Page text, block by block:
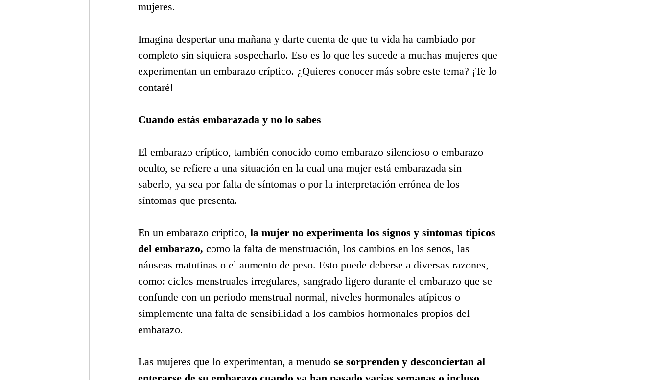
mujeres.
Imagina despertar una mañana y darte cuenta de que tu vida ha cambiado por
completo sin siquiera sospecharlo. Eso es lo que les sucede a muchas mujeres que
experimentan un embarazo críptico. ¿Quieres conocer más sobre este tema? ¡Te lo
contaré!
Cuando estás embarazada y no lo sabes
El embarazo críptico, también conocido como embarazo silencioso o embarazo
oculto, se refiere a una situación en la cual una mujer está embarazada sin
saberlo, ya sea por falta de síntomas o por la interpretación errónea de los
síntomas que presenta.
En un embarazo críptico, la mujer no experimenta los signos y síntomas típicos
del embarazo, como la falta de menstruación, los cambios en los senos, las
náuseas matutinas o el aumento de peso. Esto puede deberse a diversas razones,
como: ciclos menstruales irregulares, sangrado ligero durante el embarazo que se
confunde con un periodo menstrual normal, niveles hormonales atípicos o
simplemente una falta de sensibilidad a los cambios hormonales propios del
embarazo.
Las mujeres que lo experimentan, a menudo se sorprenden y desconciertan al